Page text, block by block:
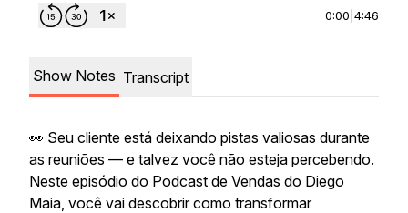
0:00 4:46
Show Notes Transcript
👀 Seu cliente está deixando pistas valiosas durante
as reuniões — e talvez você não esteja percebendo.
Neste episódio do Podcast de Vendas do Diego
Maia, você vai descobrir como transformar